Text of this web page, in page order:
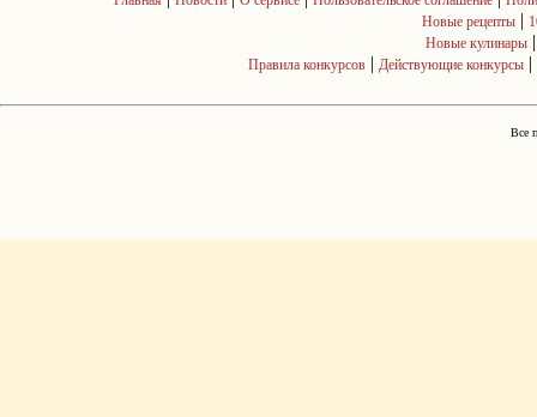
Новые рецепты |
Новые кулинары
Правила конкурсов | Действующие конкурсы |
Все